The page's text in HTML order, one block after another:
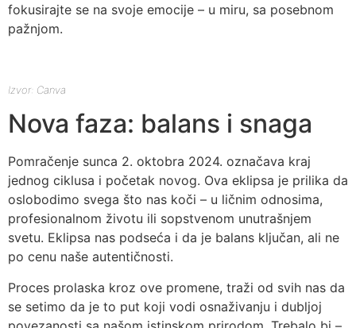
fokusirajte se na svoje emocije – u miru, sa posebnom
pažnjom.
Izvor: Canva
Nova faza: balans i snaga
Pomračenje sunca 2. oktobra 2024. označava kraj
jednog ciklusa i početak novog. Ova eklipsa je prilika da
oslobodimo svega što nas koči – u ličnim odnosima,
profesionalnom životu ili sopstvenom unutrašnjem
svetu. Eklipsa nas podseća i da je balans ključan, ali ne
po cenu naše autentičnosti.
Proces prolaska kroz ove promene, traži od svih nas da
se setimo da je to put koji vodi osnaživanju i dubljoj